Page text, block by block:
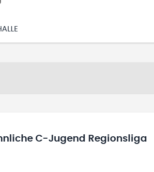
C-Jugend Regionsliga